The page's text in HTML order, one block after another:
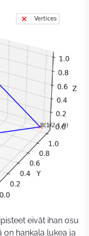
eivät ihan osu
on hankala lukea ja